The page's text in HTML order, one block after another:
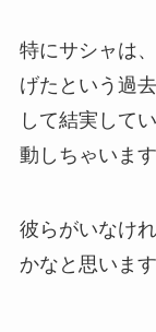
特にサシャは
げたという過
して結実して
動しちゃいます
彼らがいなけ
かなと思います